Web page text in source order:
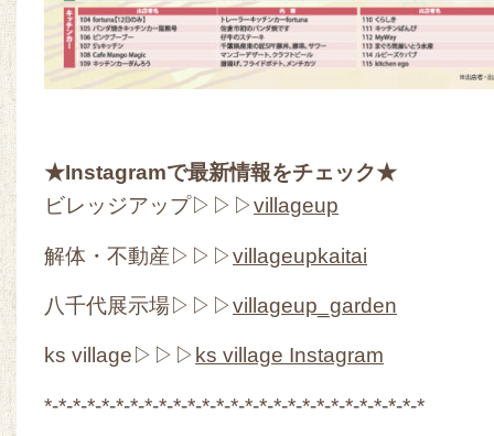
★Instagramで最新情報をチェック★
ビレッジアップ▷▷▷villageup
解体・不動産▷▷▷villageupkaitai
八千代展示場▷▷▷villageup_garden
ks village▷▷▷ ks village Instagram
*-*-*-*-*-*-*-*-*-*-*-*-*-*-*-*-*-*-*-*-*-*-*-*-*-*-*